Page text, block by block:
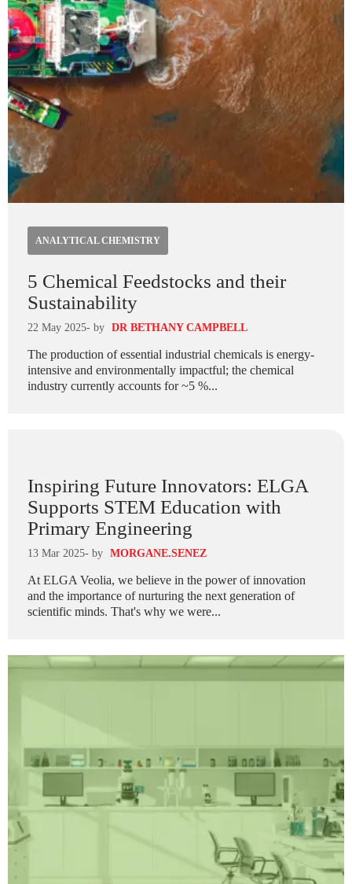
ANALYTICAL CHEMISTRY
5 Chemical Feedstocks and their
Sustainability
22 May 2025- by DR BETHANY CAMPBELL
The production of essential industrial chemicals is energy-
intensive and environmentally impactful; the chemical
industry currently accounts for ~5 %...
Inspiring Future Innovators: ELGA
Supports STEM Education with
Primary Engineering
13 Mar 2025- by MORGANE.SENEZ
At ELGA Veolia, we believe in the power of innovation
and the importance of nurturing the next generation of
scientific minds. That's why we were...